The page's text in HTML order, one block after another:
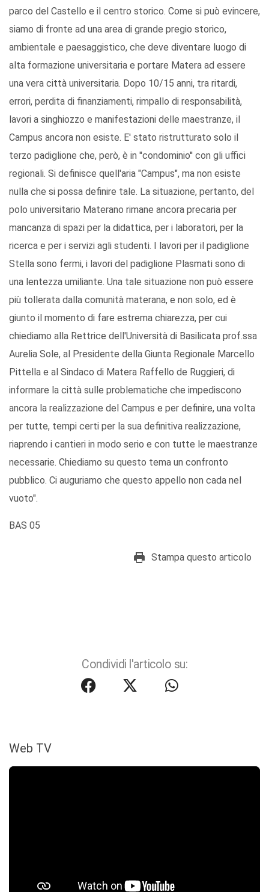
parco del Castello e il centro storico. Come si può evincere,
siamo di fronte ad una area di grande pregio storico,
ambientale e paesaggistico, che deve diventare luogo di
alta formazione universitaria e portare Matera ad essere
una vera città universitaria. Dopo 10/15 anni, tra ritardi,
errori, perdita di finanziamenti, rimpallo di responsabilità,
lavori a singhiozzo e manifestazioni delle maestranze, il
Campus ancora non esiste. E' stato ristrutturato solo il
terzo padiglione che, però, è in ''condominio'' con gli uffici
regionali. Si definisce quell'aria "Campus", ma non esiste
nulla che si possa definire tale. La situazione, pertanto, del
polo universitario Materano rimane ancora precaria per
mancanza di spazi per la didattica, per i laboratori, per la
ricerca e per i servizi agli studenti. I lavori per il padiglione
Stella sono fermi, i lavori del padiglione Plasmati sono di
una lentezza umiliante. Una tale situazione non può essere
più tollerata dalla comunità materana, e non solo, ed è
giunto il momento di fare estrema chiarezza, per cui
chiediamo alla Rettrice dell'Università di Basilicata prof.ssa
Aurelia Sole, al Presidente della Giunta Regionale Marcello
Pittella e al Sindaco di Matera Raffello de Ruggieri, di
informare la città sulle problematiche che impediscono
ancora la realizzazione del Campus e per definire, una volta
per tutte, tempi certi per la sua definitiva realizzazione,
riaprendo i cantieri in modo serio e con tutte le maestranze
necessarie. Chiediamo su questo tema un confronto
pubblico. Ci auguriamo che questo appello non cada nel
vuoto".
BAS 05
Stampa questo articolo
Condividi l'articolo su:
Web TV